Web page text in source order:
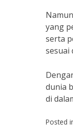
yang
serta
sesuai
dunia
di
Posted